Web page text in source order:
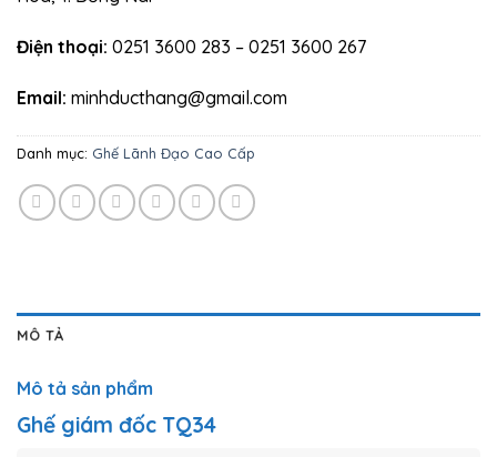
Điện thoại: 0251 3600 283 – 0251 3600 267
Email: minhducthang@gmail.com
Danh mục: Ghế Lãnh Đạo Cao Cấp
MÔ TẢ
Mô tả sản phẩm
Ghế giám đốc TQ34